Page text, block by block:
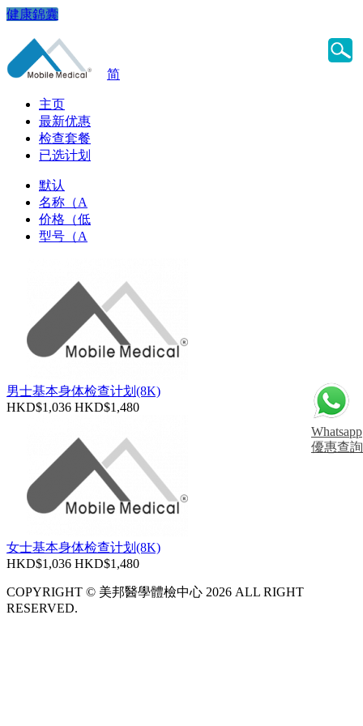
健康錦囊
Whatsapp
優惠查詢
简
主页
最新优惠
检查套餐
已选计划
默认
名称（A
价格（低
型号（A
男士基本身体检查计划(8K)
HKD$1,036 HKD$1,480
女士基本身体检查计划(8K)
HKD$1,036 HKD$1,480
COPYRIGHT © 美邦醫學體檢中心 2026 ALL RIGHT
RESERVED.